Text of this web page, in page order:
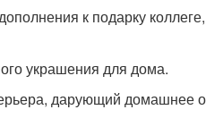
к подарку
украшения для дома.
дарующий домашнее